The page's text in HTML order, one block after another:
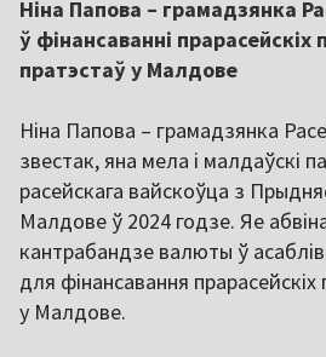
Ніна Папова – грамадзянка
ў фінансаванні прарасейскіх
пратэстаў у Малдове
Ніна Папова – грамадзянка
звестак, яна мела і малдаўскі
расейскага вайскоўца з
Малдове ў 2024 годзе. Яе
кантрабандзе валюты ў
для фінансавання прарасейскіх
у Малдове.